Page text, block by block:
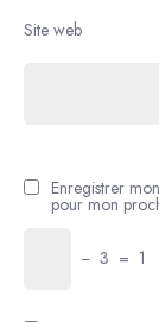
Site web
Enregistrer
pour mon
− 3 = 1